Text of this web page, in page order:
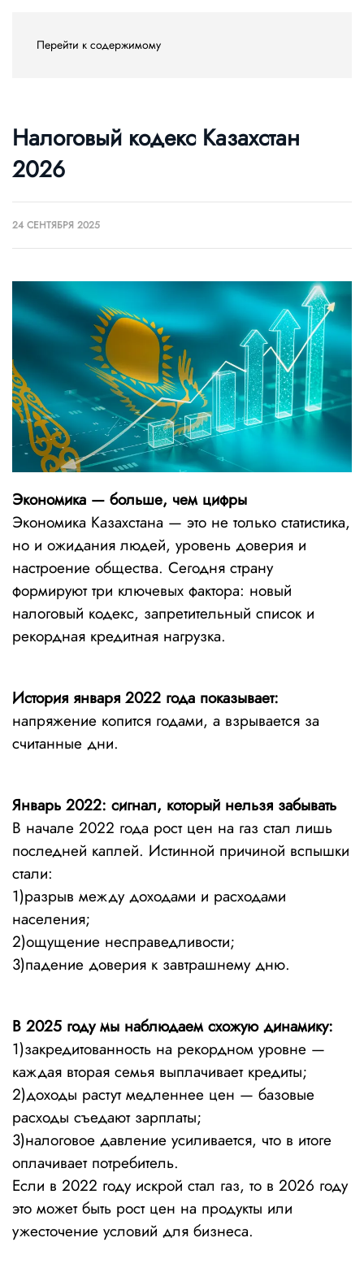
Перейти к содержимому
Налоговый кодекс Казахстан
2026
24 СЕНТЯБРЯ 2025
Экономика — больше, чем цифры
Экономика Казахстана — это не только статистика,
но и ожидания людей, уровень доверия и
настроение общества. Сегодня страну
формируют три ключевых фактора: новый
налоговый кодекс, запретительный список и
рекордная кредитная нагрузка.
История января 2022 года показывает:
напряжение копится годами, а взрывается за
считанные дни.
Январь 2022: сигнал, который нельзя забывать
В начале 2022 года рост цен на газ стал лишь
последней каплей. Истинной причиной вспышки
стали:
1)разрыв между доходами и расходами
населения;
2)ощущение несправедливости;
3)падение доверия к завтрашнему дню.
В 2025 году мы наблюдаем схожую динамику:
1)закредитованность на рекордном уровне —
каждая вторая семья выплачивает кредиты;
2)доходы растут медленнее цен — базовые
расходы съедают зарплаты;
3)налоговое давление усиливается, что в итоге
оплачивает потребитель.
Если в 2022 году искрой стал газ, то в 2026 году
это может быть рост цен на продукты или
ужесточение условий для бизнеса.